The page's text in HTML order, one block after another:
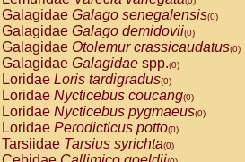
Galagidae Galago senegalensis(0)
Galagidae Galago demidovii(0)
Galagidae Otolemur crassicaudatus(0)
Galagidae Galagidae spp.(0)
Loridae Loris tardigradus(0)
Loridae Nycticebus coucang(0)
Loridae Nycticebus pygmaeus(0)
Loridae Perodicticus potto(0)
Tarsiidae Tarsius syrichta(0)